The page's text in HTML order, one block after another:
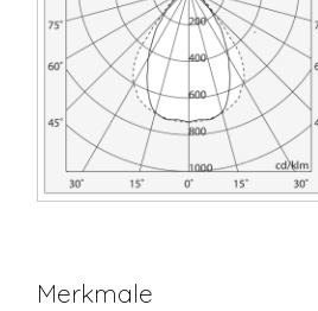
Merkmale